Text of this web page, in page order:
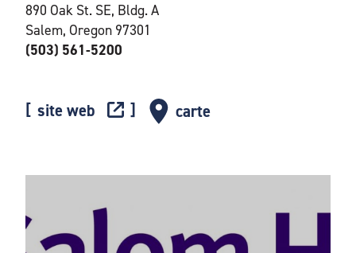
890 Oak St. SE, Bldg. A
Salem, Oregon 97301
(503) 561-5200
site web carte